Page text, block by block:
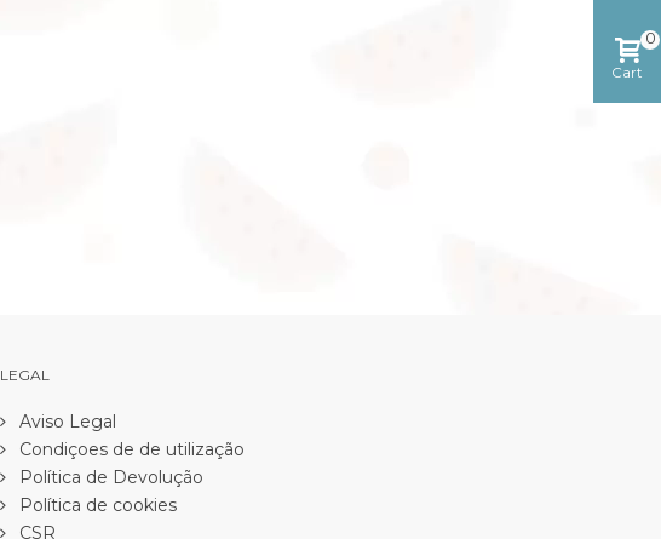
LEGAL
Aviso Legal
Condiçoes de de utilização
Política de Devolução
Política de cookies
CSR
Cart
0